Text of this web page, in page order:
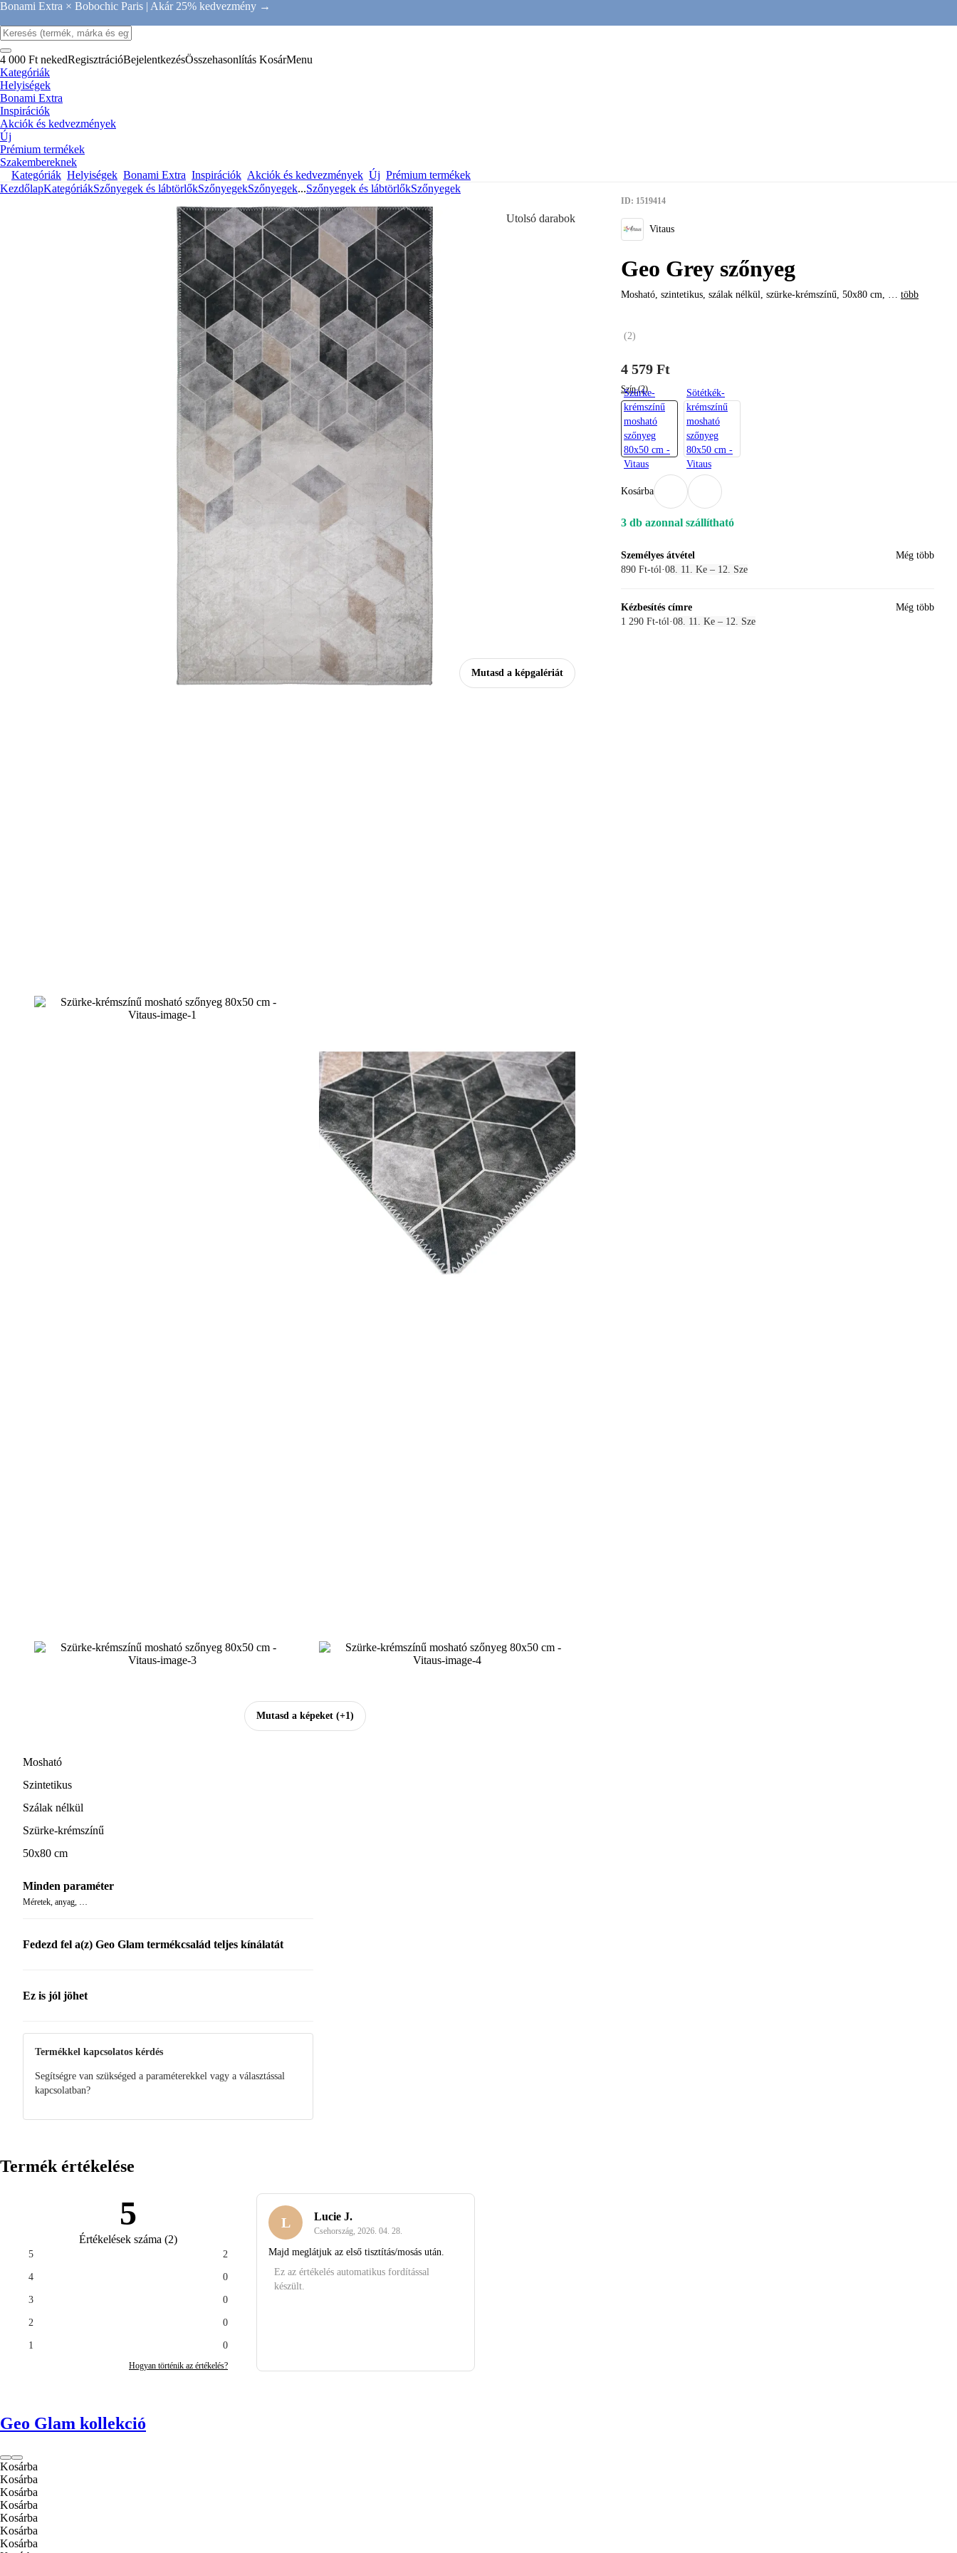
Bonami Extra × Bobochic Paris | Akár 25% kedvezmény →
4 000 Ft nekedRegisztrációBejelentkezésÖsszehasonlítás KosárMenu
Kategóriák
Helyiségek
Bonami Extra
Inspirációk
Akciók és kedvezmények
Új
Prémium termékek
Szakembereknek
Kategóriák Helyiségek Bonami Extra Inspirációk Akciók és kedvezmények Új Prémium termékek
KezdőlapKategóriákSzőnyegek és lábtörlőkSzőnyegekSzőnyegek...Szőnyegek és lábtörlőkSzőnyegek
Mutasd a képgalériát
Mutasd a képeket(+1)
Utolsó darabok
ID: 1519414
Vitaus
Geo Grey szőnyeg
Mosható, szintetikus, szálak nélkül, szürke-krémszínű, 50x80 cm, … több
(2)
4 579 Ft
Szín (2)
Szürke-
krémszínű
mosható
szőnyeg
80x50 cm -
Vitaus
Sötétkék-
krémszínű
mosható
szőnyeg
80x50 cm -
Vitaus
Kosárba
3 db azonnal szállítható
Személyes átvétel
890 Ft-tól ·08. 11. Ke – 12. Sze
Még több
Kézbesítés címre
1 290 Ft-tól ·08. 11. Ke – 12. Sze
Még több
Mosható
Szintetikus
Szálak nélkül
Szürke-krémszínű
50x80 cm
Minden paraméter
Méretek, anyag, …
Fedezd fel a(z) Geo Glam termékcsalád teljes kínálatát
Ez is jól jöhet
Termékkel kapcsolatos kérdés
Segítségre van szükséged a paraméterekkel vagy a választással
kapcsolatban?
Termék értékelése
5
Értékelések száma (2)
5 2
4 0
3 0
2 0
1 0
Hogyan történik az értékelés?
L Lucie J.
Csehország, 2026. 04. 28.
Majd meglátjuk az első tisztítás/mosás után.
Ez az értékelés automatikus fordítással
készült.
Geo Glam kollekció
Kosárba
Kosárba
Kosárba
Kosárba
Kosárba
Kosárba
Kosárba